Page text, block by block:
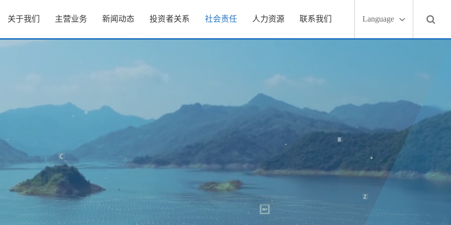
关于我们 主营业务 新闻动态 投资者关系 社会责任 人力资源 联系我们 Language